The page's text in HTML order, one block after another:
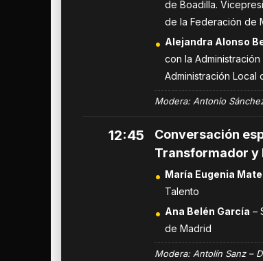
de Boadilla.
de la Federación de
Alejandra Alonso
con la
Administración Local
Modera: Antonio
12:45
Conversación
Transformador y
María Eugenia
Talento
Ana Belén García –
de Madrid
Modera: Antolín Sanz –